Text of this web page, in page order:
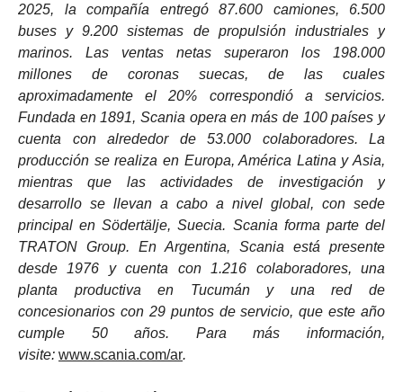
2025, la compañía entregó 87.600 camiones, 6.500
buses y 9.200 sistemas de propulsión industriales y
marinos. Las ventas netas superaron los 198.000
millones de coronas suecas, de las cuales
aproximadamente el 20% correspondió a servicios.
Fundada en 1891, Scania opera en más de 100 países y
cuenta con alrededor de 53.000 colaboradores. La
producción se realiza en Europa, América Latina y Asia,
mientras que las actividades de investigación y
desarrollo se llevan a cabo a nivel global, con sede
principal en Södertälje, Suecia. Scania forma parte del
TRATON Group. En Argentina, Scania está presente
desde 1976 y cuenta con 1.216 colaboradores, una
planta productiva en Tucumán y una red de
concesionarios con 29 puntos de servicio, que este año
cumple 50 años. Para más información,
visite: www.scania.com/ar.